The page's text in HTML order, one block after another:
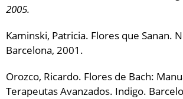
2005.
Kaminski, Patricia. Flores que Sanan.
Barcelona, 2001.
Orozco, Ricardo. Flores de Bach:
Terapeutas Avanzados. Indigo.